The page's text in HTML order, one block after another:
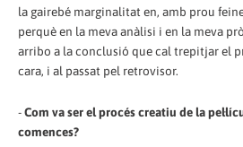
la gairebé marginalitat en, amb prou
perquè en la meva anàlisi i en la meva
arribo a la conclusió que cal trepitjar el
cara, i al passat pel retrovisor.
-Com va ser el procés creatiu de la
comences?